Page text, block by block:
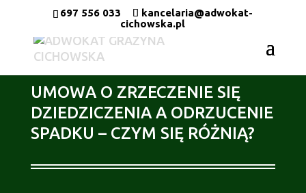
697 556 033
kancelaria@adwokat-
cichowska.pl
UMOWA O ZRZECZENIE SIĘ
DZIEDZICZENIA A ODRZUCENIE
SPADKU – CZYM SIĘ RÓŻNIĄ?